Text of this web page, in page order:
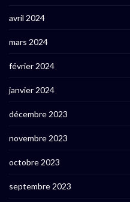
avril 2024
mars 2024
février 2024
janvier 2024
décembre 2023
novembre 2023
octobre 2023
septembre 2023